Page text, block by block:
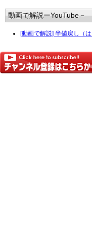
動画で解説ーYouTube－
[動画で解説] 半値戻し（